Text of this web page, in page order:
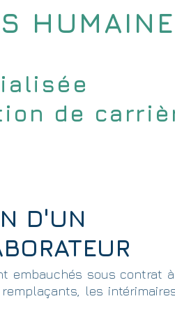
de
D'UN
embauchés sous contrat
les